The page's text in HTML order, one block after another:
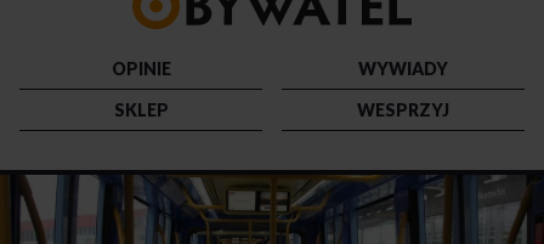
strony
OPINIE
WYWIADY
SKLEP
WESPRZYJ